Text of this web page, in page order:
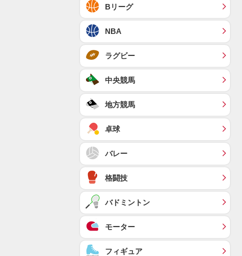
Bリーグ
NBA
ラグビー
中央競馬
地方競馬
卓球
バレー
格闘技
バドミントン
モーター
フィギュア